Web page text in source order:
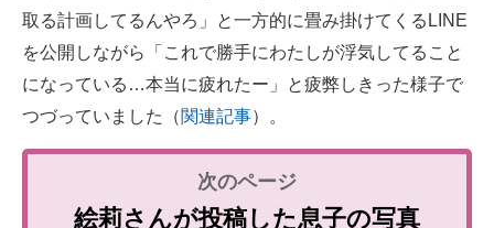
取る計画してるんやろ」と一方的に畳み掛けてくるLINE
を公開しながら「これで勝手にわたしが浮気してること
になっている…本当に疲れたー」と疲弊しきった様子で
つづっていました（関連記事）。
絵莉さんが投稿した息子の写真